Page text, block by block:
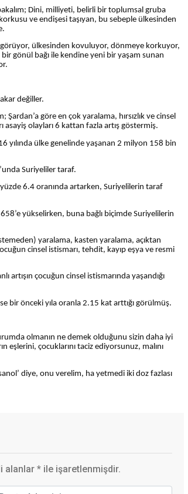
Dini, milliyeti, belirli bir toplumsal gruba
ve endişesi taşıyan, bu sebeple ülkesinden
görüyor, ülkesinden kovuluyor, dönmeye korkuyor,
bir gönül bağı ile kendine yeni bir yaşam sunan
değiller.
Şardan’a göre en çok yaralama, hırsızlık ve cinsel
asayiş olayları 6 kattan fazla artış göstermiş.
yılında ülke genelinde yaşanan 2 milyon 158 bin
Suriyeliler taraf.
yüzde 6.4 oranında artarken, Suriyelilerin taraf
yükselirken, buna bağlı biçimde Suriyelilerin
yaralama, kasten yaralama, açıktan
çocuğun cinsel istismarı, tehdit, kayıp eşya ve resmi
artışın çocuğun cinsel istismarında yaşandığı
bir önceki yıla oranla 2.15 kat arttığı görülmüş.
olmanın ne demek olduğunu sizin daha iyi
eşlerini, çocuklarını taciz ediyorsunuz, malını
diye, onu verelim, ha yetmedi iki doz fazlası
alanlar * ile işaretlenmişdir.